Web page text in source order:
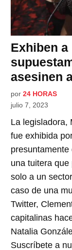
Exhiben a
asesinen
por 24 HORAS
julio 7, 2023
La legisladora,
fue exhibida
una tuitera
solo a un
caso de una
Twitter,
capitalinas
Natalia
Suscríbete a